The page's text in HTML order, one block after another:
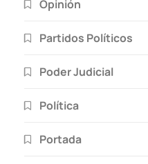
Opinión
Partidos Políticos
Poder Judicial
Política
Portada